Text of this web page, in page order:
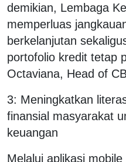
demikian, Lembaga
memperluas
berkelanjutan
portofolio kredit tetap
Octaviana, Head of
3: Meningkatkan
finansial masyarakat
keuangan
Melalui aplikasi